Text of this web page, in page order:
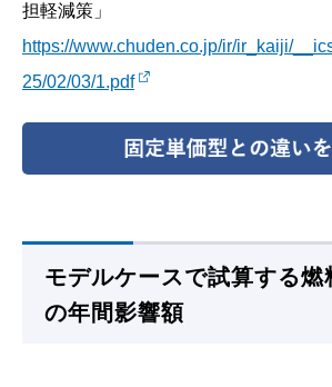
担軽減策」
https://www.chuden.co.jp/ir/ir_kaiji/
25/02/03/1.pdf
モデルケースで試算する燃
の年間影響額